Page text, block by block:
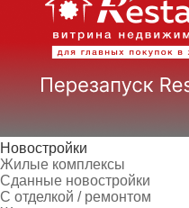
Новостройки
Жилые комплексы
Сданные новостройки
С отделкой / ремонтом